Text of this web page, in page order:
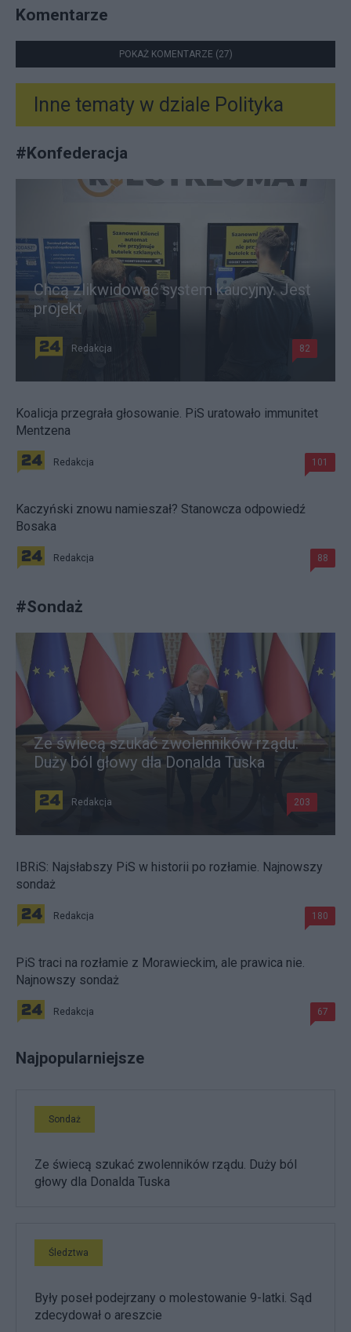
Komentarze
POKAŻ KOMENTARZE (27)
Inne tematy w dziale Polityka
#Konfederacja
Chcą zlikwidować system kaucyjny. Jest
projekt
Redakcja 82
Koalicja przegrała głosowanie. PiS uratowało immunitet
Mentzena
Redakcja 101
Kaczyński znowu namieszał? Stanowcza odpowiedź
Bosaka
Redakcja 88
#Sondaż
Ze świecą szukać zwolenników rządu.
Duży ból głowy dla Donalda Tuska
Redakcja 203
IBRiS: Najsłabszy PiS w historii po rozłamie. Najnowszy
sondaż
Redakcja 180
PiS traci na rozłamie z Morawieckim, ale prawica nie.
Najnowszy sondaż
Redakcja 67
Najpopularniejsze
Sondaż
Ze świecą szukać zwolenników rządu. Duży ból
głowy dla Donalda Tuska
Śledztwa
Były poseł podejrzany o molestowanie 9-latki. Sąd
zdecydował o areszcie